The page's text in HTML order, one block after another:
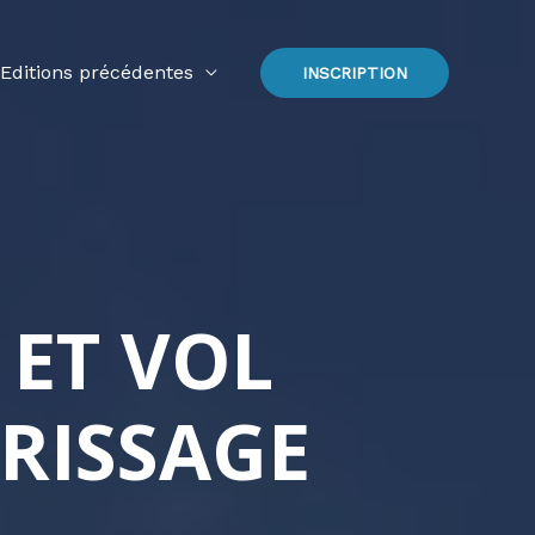
Editions précédentes INSCRIPTION
VOL